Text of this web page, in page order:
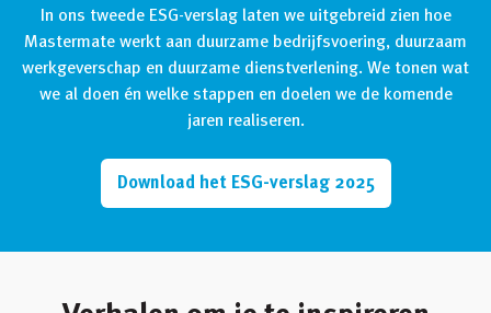
In ons tweede ESG-verslag laten we uitgebreid zien hoe
Mastermate werkt aan duurzame bedrijfsvoering, duurzaam
werkgeverschap en duurzame dienstverlening. We tonen wat
we al doen én welke stappen en doelen we de komende
jaren realiseren.
Download het ESG-verslag 2025